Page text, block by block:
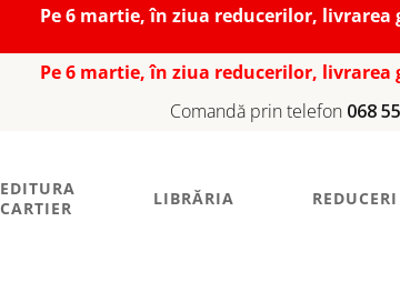
Pe 6 martie, în ziua reducerilor,
Pe 6 martie, în ziua reducerilor,
Comandă prin telefon 068
EDITURA
CARTIER
LIBRĂRIA REDUCERI